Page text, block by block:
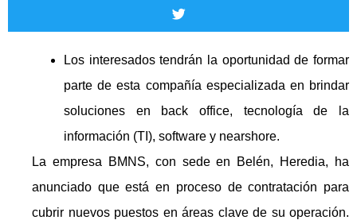
Los interesados tendrán la oportunidad de formar
parte de esta compañía especializada en brindar
soluciones en back office, tecnología de la
información (TI), software y nearshore.
La empresa BMNS, con sede en Belén, Heredia, ha
anunciado que está en proceso de contratación para
cubrir nuevos puestos en áreas clave de su operación.